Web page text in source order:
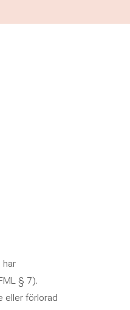
har
§ 7).
eller förlorad